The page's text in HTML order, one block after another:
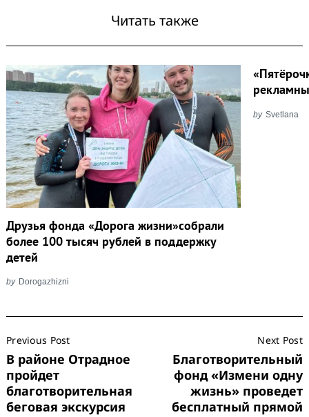
Читать также
Друзья фонда «Дорога жизни»собрали
более 100 тысяч рублей в поддержку
детей
by Dorogazhizni
by Svetlana
Navigation
Previous Post
В районе Отрадное
пройдет
благотворительная
беговая экскурсия
Next Post
Благотворительный
фонд «Измени одну
жизнь» проведет
бесплатный прямой